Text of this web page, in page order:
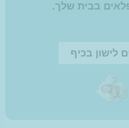
בבית שלך.
לישון בכיף